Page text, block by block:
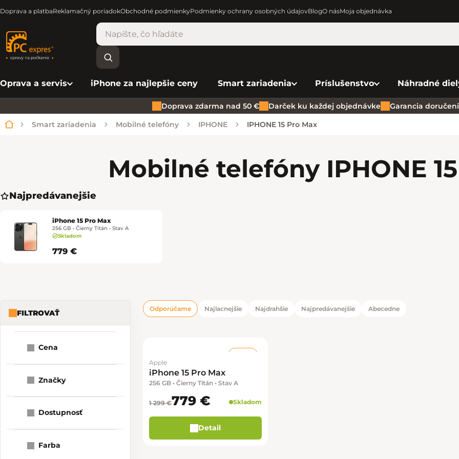
Doprava a platbaReklamačný poriadokObchodné podmienkyPodmienky ochrany osobných údajovBlogO násMoja objednávka
Oprava a servis iPhone za najlepšie ceny Smart zariadenia Príslušenstvo Náhradné
Doprava zdarma nad 50 € Darček ku každej objednávke Garancia
Domov
Smart zariadenia Mobilné telefóny IPHONE IPHONE 15 Pro Max
Mobilné telefóny IPHONE
Najpredávanejšie
iPhone 15 Pro Max
256 GB • Čierny Titán • Stav A
Skladom
779 €
Bočný panel
FILTROVAŤ
Cena
Značky
Dostupnosť
Farba
Radenie produktov
Odporúčame Najlacnejšie Najdrahšie Najpredávanejšie Abecedne
Výpis produktov
Apple
iPhone 15 Pro Max
256 GB • Čierny Titán • Stav A
1 299 €779 € Skladom
Detail